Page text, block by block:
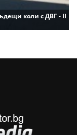
коли с ДВГ - II